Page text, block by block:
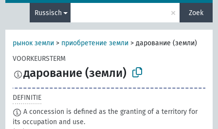
Russisch × Zoek
рынок земли > приобретение земли >дарование (земли)
VOORKEURSTERM
дарование (земли)
DEFINITIE
A concession is defined as the granting of a territory for
its occupation and use.